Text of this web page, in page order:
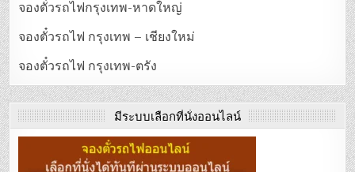
จองตั๋วรถไฟกรุงเทพ-หาดใหญ่
จองตั๋วรถไฟ กรุงเทพ – เชียงใหม่
จองตั๋วรถไฟ กรุงเทพ-ตรัง
มีระบบเลือกที่นั่งออนไลน์